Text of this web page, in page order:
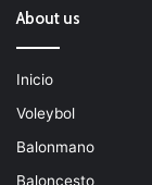
About us
Inicio
Voleybol
Balonmano
Baloncesto